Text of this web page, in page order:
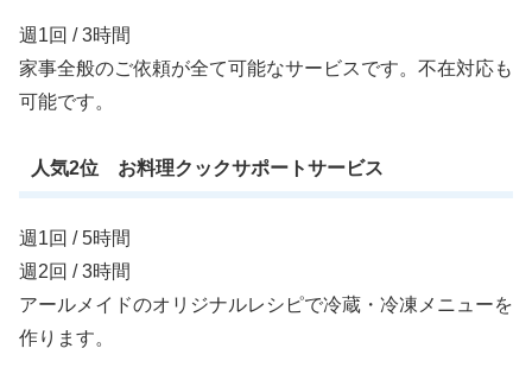
週1回 / 3時間
家事全般のご依頼が全て可能なサービスです。不在対応も
可能です。
人気2位 お料理クックサポートサービス
週1回 / 5時間
週2回 / 3時間
アールメイドのオリジナルレシピで冷蔵・冷凍メニューを
作ります。